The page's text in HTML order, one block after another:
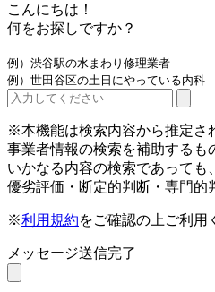
こんにちは！
何をお探しですか？
例）渋谷駅の水まわり修理業者
例）世田谷区の土日にやっている内科
※本機能は検索内容から推定さ
事業者情報の検索を補助するも
いかなる内容の検索であっても
優劣評価・断定的判断・専門的
※利用規約をご確認の上ご利用
メッセージ送信完了